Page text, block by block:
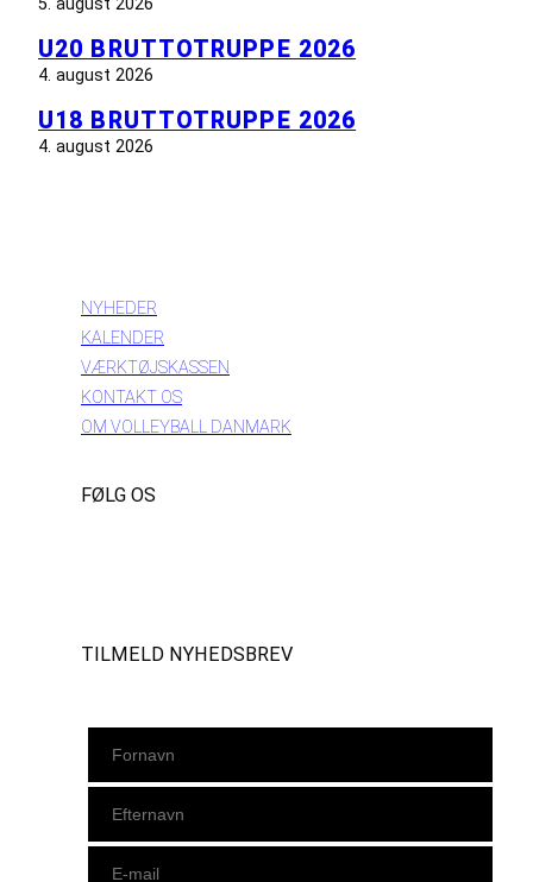
U20 BRUTTOTRUPPE 2026
4. august 2026
U18 BRUTTOTRUPPE 2026
4. august 2026
NYHEDER
KALENDER
VÆRKTØJSKASSEN
KONTAKT OS
OM VOLLEYBALL DANMARK
FØLG OS
TILMELD NYHEDSBREV